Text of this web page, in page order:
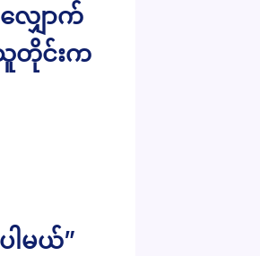
ျှောက်
သူတိုင်းက
ါမယ်”